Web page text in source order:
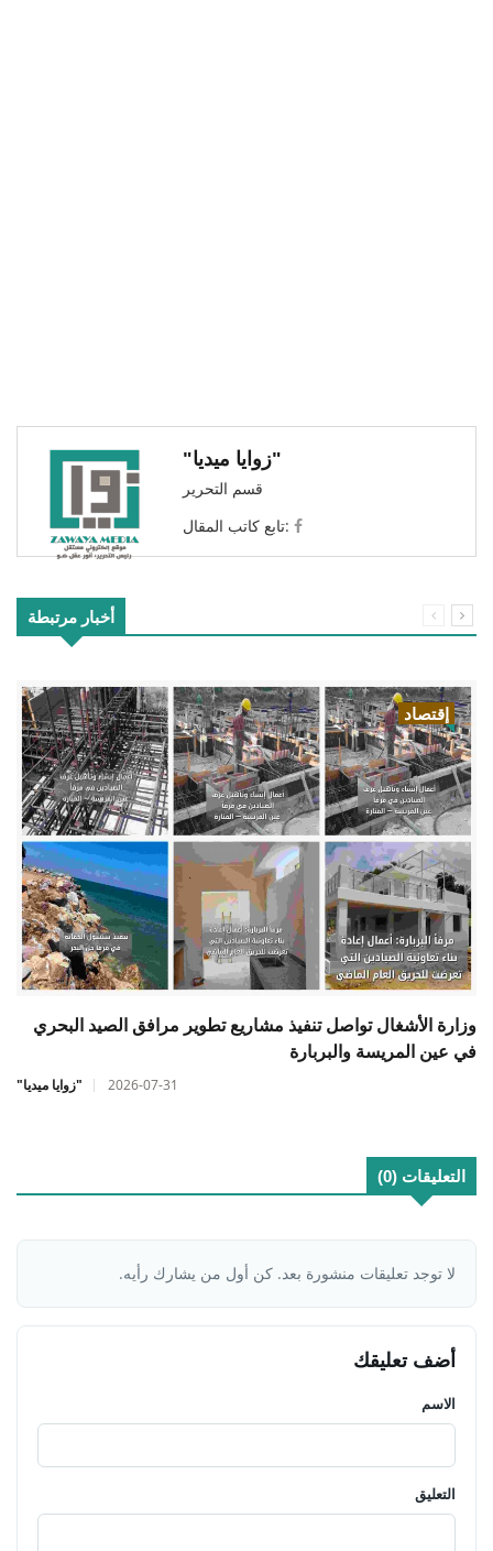
"زوايا ميديا"
قسم التحرير
تابع كاتب المقال:
أخبار مرتبطة
إقتصاد
وزارة الأشغال تواصل تنفيذ مشاريع تطوير مرافق الصيد البحري
في عين المريسة والبربارة
"زوايا ميديا"
2026-07-31
التعليقات (0)
لا توجد تعليقات منشورة بعد. كن أول من يشارك رأيه.
أضف تعليقك
الاسم
التعليق